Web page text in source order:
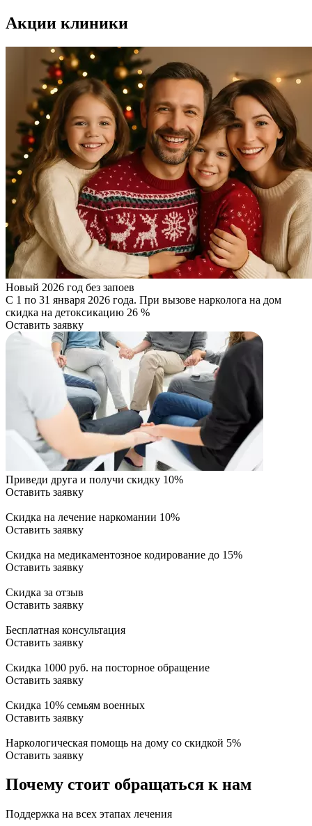
Акции клиники
Новый 2026 год без запоев
С 1 по 31 января 2026 года. При вызове нарколога на дом
скидка на детоксикацию 26 %
Оставить заявку
Приведи друга и получи скидку 10%
Оставить заявку
Скидка на лечение наркомании 10%
Оставить заявку
Скидка на медикаментозное кодирование до 15%
Оставить заявку
Скидка за отзыв
Оставить заявку
Бесплатная консультация
Оставить заявку
Скидка 1000 руб. на посторное обращение
Оставить заявку
Скидка 10% семьям военных
Оставить заявку
Наркологическая помощь на дому со скидкой 5%
Оставить заявку
Почему стоит обращаться к нам
Поддержка на всех этапах лечения